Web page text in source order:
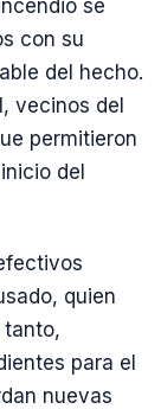
se
con su
del hecho.
vecinos del
permitieron
del
quien
tanto,
para el
nuevas